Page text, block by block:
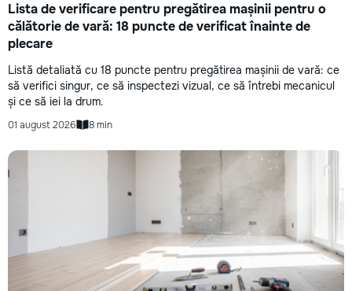
Lista de verificare pentru pregătirea mașinii pentru o
călătorie de vară: 18 puncte de verificat înainte de
plecare
Listă detaliată cu 18 puncte pentru pregătirea mașinii de vară: ce
să verifici singur, ce să inspectezi vizual, ce să întrebi mecanicul
și ce să iei la drum.
01 august 2026 8 min